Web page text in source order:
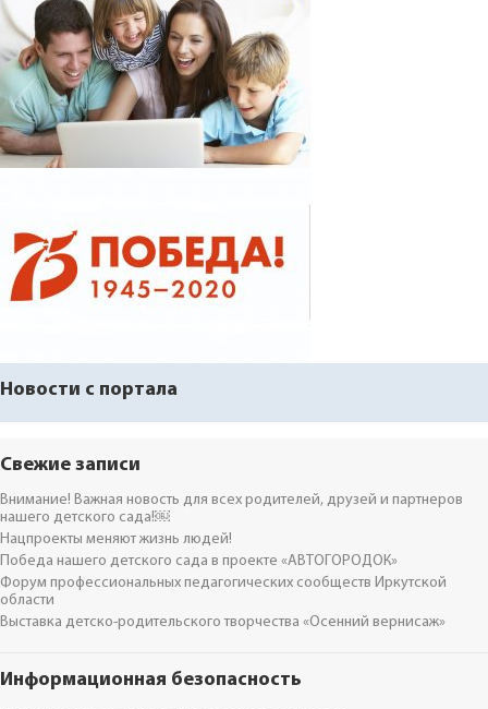
Новости с портала
Свежие записи
Внимание! Важная новость для всех родителей, друзей и партнеров
нашего детского сада!￼
Нацпроекты меняют жизнь людей!
Победа нашего детского сада в проекте «АВТОГОРОДОК»
Форум профессиональных педагогических сообществ Иркутской
области
Выставка детско-родительского творчества «Осенний вернисаж»
Информационная безопасность